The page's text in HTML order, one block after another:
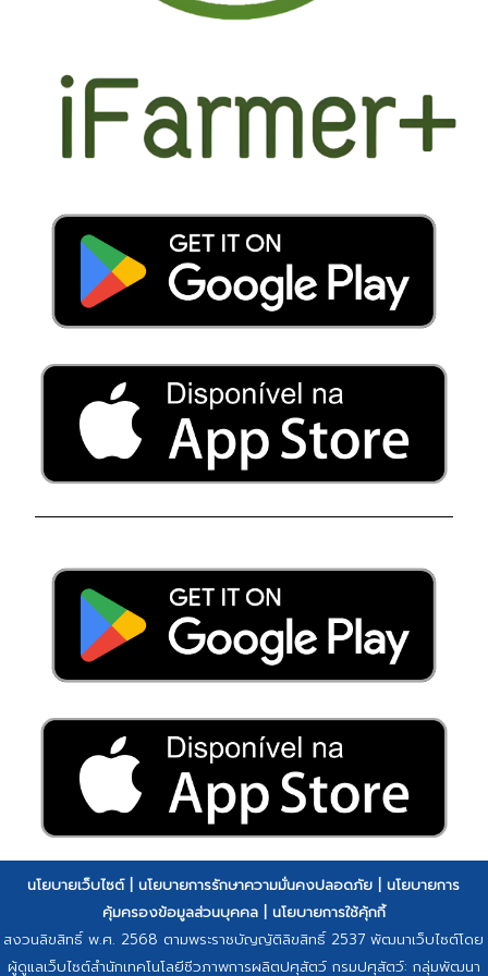
นโยบายเว็บไซต์|นโยบายการรักษาความมั่นคงปลอดภัย |นโยบายการ
คุ้มครองข้อมูลส่วนบุคคล| นโยบายการใช้คุ้กกี้
สงวนลิขสิทธิ์ พ.ศ. 2568 ตามพระราชบัญญัติลิขสิทธิ์ 2537 พัฒนาเว็บไซต์โดย
ผู้ดูแลเว็บไซต์สำนักเทคโนโลยีชีวภาพการผลิตปศุสัตว์ กรมปศุสัตว์: กลุ่มพัฒนา